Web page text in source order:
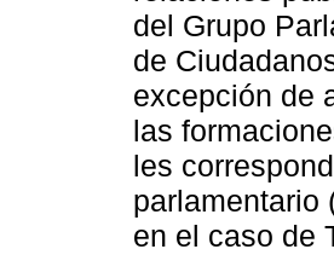
del Grupo
de
excepción de
las
les
parlamentario
en el caso de